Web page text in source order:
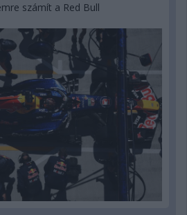
számít a Red Bull